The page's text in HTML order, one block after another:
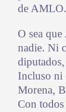
de AMLO.
O sea
nadie. Ni
Incluso ni
Morena,
Con